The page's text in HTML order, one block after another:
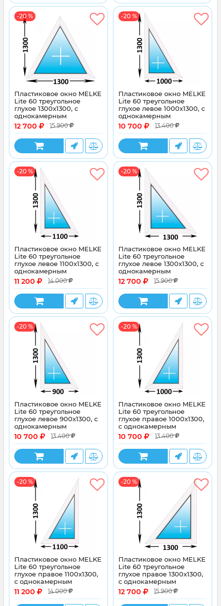
-20 %
Пластиковое окно MELKE
Lite 60 треугольное
глухое 1300x1300, с
однокамерным
энергосберегающим
стеклопакетом
12 700 15 900
-20 %
Пластиковое окно MELKE
Lite 60 треугольное
глухое левое 1000x1300, с
однокамерным
энергосберегающим
стеклопакетом
10 700 13 400
-20 %
Пластиковое окно MELKE
Lite 60 треугольное
глухое левое 1100x1300, с
однокамерным
энергосберегающим
стеклопакетом
11 200 14 000
-20 %
Пластиковое окно MELKE
Lite 60 треугольное
глухое левое 1300x1300, с
однокамерным
энергосберегающим
стеклопакетом
12 700 15 900
-20 %
Пластиковое окно MELKE
Lite 60 треугольное
глухое левое 900x1300, с
однокамерным
энергосберегающим
стеклопакетом
10 700 13 400
-20 %
Пластиковое окно MELKE
Lite 60 треугольное
глухое правое 1000x1300,
с однокамерным
энергосберегающим
стеклопакетом
10 700 13 400
-20 %
Пластиковое окно MELKE
Lite 60 треугольное
глухое правое 1100x1300,
с однокамерным
энергосберегающим
стеклопакетом
11 200 14 000
-20 %
Пластиковое окно MELKE
Lite 60 треугольное
глухое правое 1300x1300,
с однокамерным
энергосберегающим
стеклопакетом
12 700 15 900